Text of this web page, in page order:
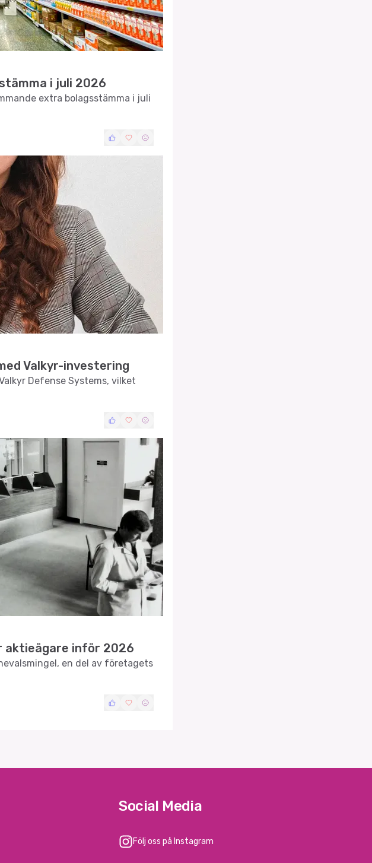
i juli 2026
extra bolagsstämma i juli
Valkyr-investering
Defense Systems, vilket
aktieägare inför 2026
en del av företagets
Social Media
Följ oss på Instagram